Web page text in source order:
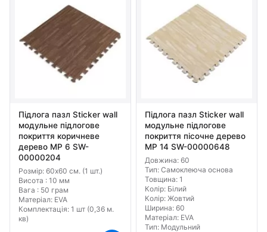
Підлога пазл Sticker wall
модульне підлогове
покриття коричневе
дерево МР 6 SW-
00000204
Розмір: 60х60 см. (1 шт.)
Висота : 10 мм
Вага : 50 грам
Матеріал: EVA
Комплектація: 1 шт (0,36 м.
кв)
Підлога пазл Sticker wall
модульне підлогове
покриття пісочне дерево
МР 14 SW-00000648
Довжина: 60
Тип: Самоклеюча основа
Товщина: 1
Колір: Білий
Колір: Жовтий
Ширина: 60
Матеріал: EVA
Тип: Модульний